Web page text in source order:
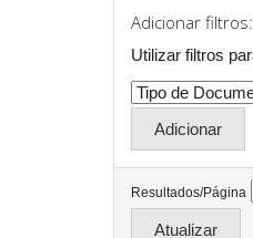
Adicionar filtros:
Utilizar filtros
Resultados/Página